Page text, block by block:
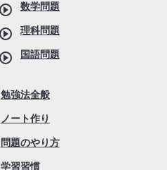
数学問題
理科問題
国語問題
勉強法全般
ノート作り
問題のやり方
学習習慣